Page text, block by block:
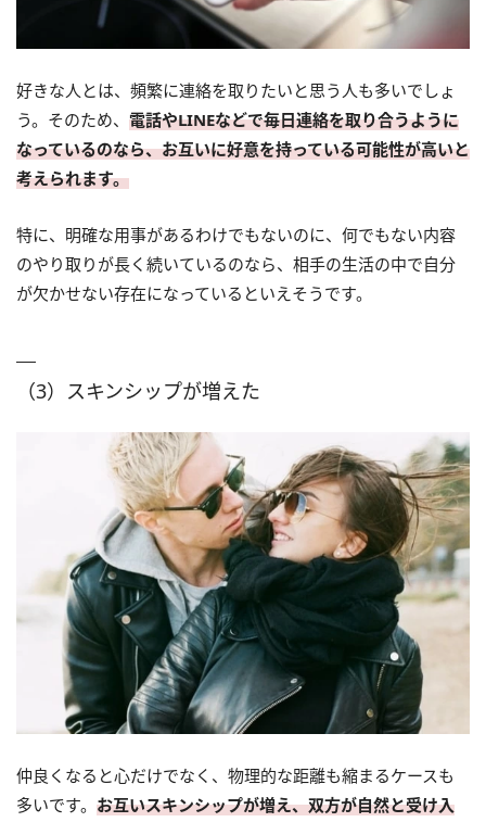
好きな人とは、頻繁に連絡を取りたいと思う人も多いでしょ
う。そのため、 電話やLINEなどで毎日連絡を取り合うように
なっているのなら、お互いに好意を持っている可能性が高いと
考えられます。
特に、明確な用事があるわけでもないのに、何でもない内容
のやり取りが長く続いているのなら、相手の生活の中で自分
が欠かせない存在になっているといえそうです。
（3）スキンシップが増えた
仲良くなると心だけでなく、物理的な距離も縮まるケースも
多いです。 お互いスキンシップが増え、双方が自然と受け入